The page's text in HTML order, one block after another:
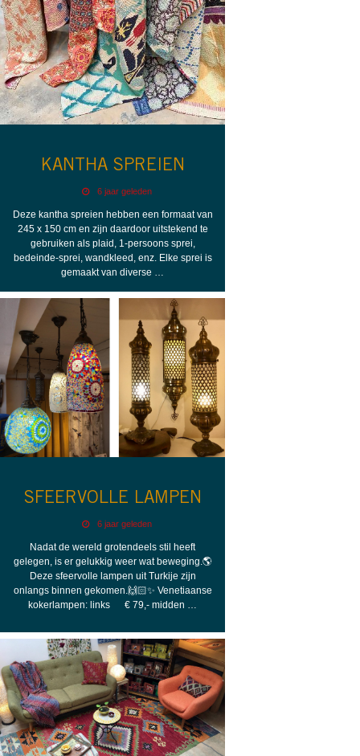
KANTHA SPREIEN
6 jaar geleden
Deze kantha spreien hebben een formaat van
245 x 150 cm en zijn daardoor uitstekend te
gebruiken als plaid, 1-persoons sprei,
bedeinde-sprei, wandkleed, enz. Elke sprei is
gemaakt van diverse …
SFEERVOLLE LAMPEN
6 jaar geleden
Nadat de wereld grotendeels stil heeft
gelegen, is er gelukkig weer wat beweging.🌎
Deze sfeervolle lampen uit Turkije zijn
onlangs binnen gekomen.🙌🏻✨ Venetiaanse
kokerlampen: links € 79,- midden …